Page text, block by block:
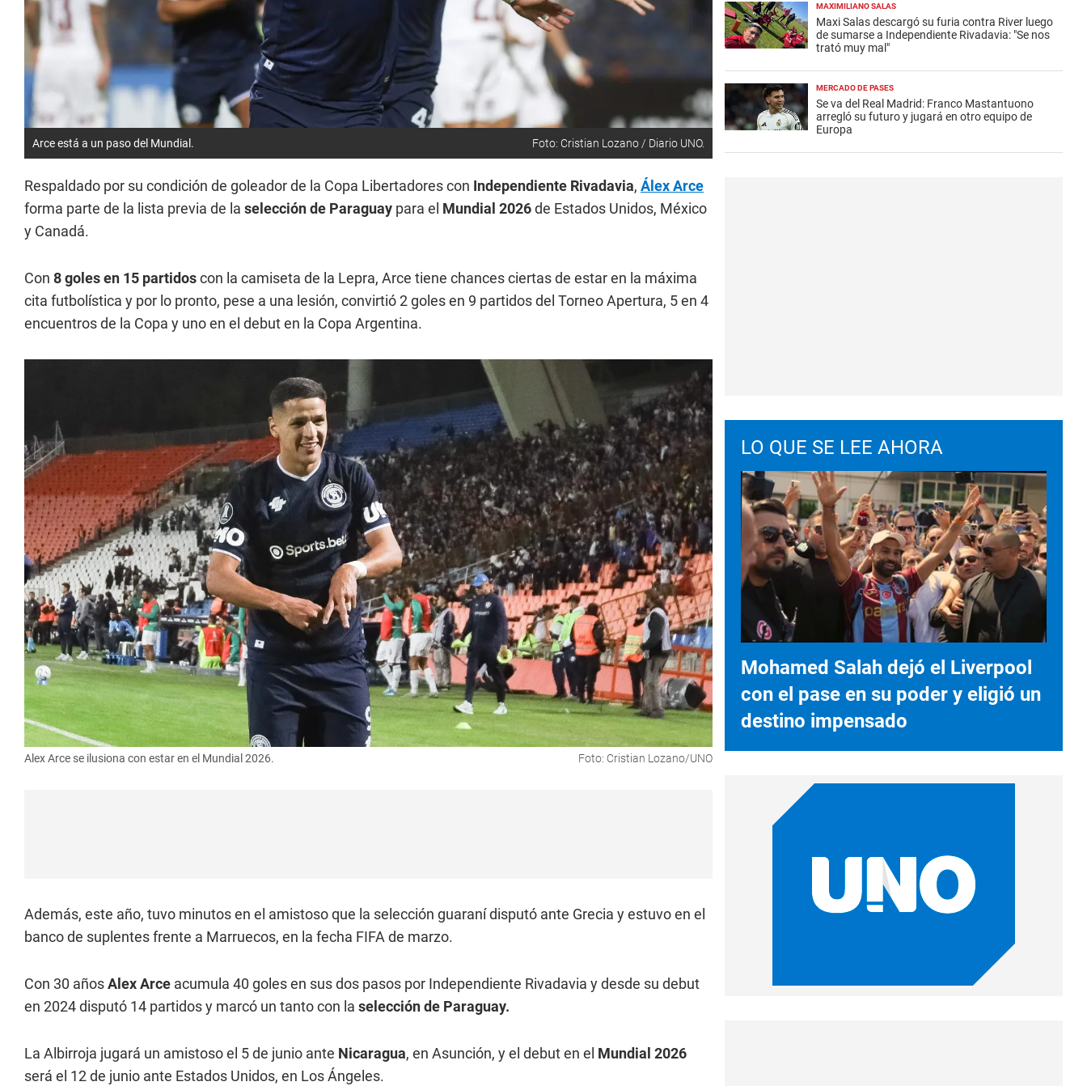
Arce está a un paso del Mundial. Foto: Cristian Lozano / Diario UNO.
Respaldado por su condición de goleador de la Copa Libertadores con Independiente Rivadavia, Álex Arce
forma parte de la lista previa de la selección de Paraguay para el Mundial 2026de Estados Unidos, México
y Canadá.
Con 8 goles en 15 partidoscon la camiseta de la Lepra, Arce tiene chances ciertas de estar en la máxima
cita futbolística y por lo pronto, pese a una lesión, convirtió 2 goles en 9 partidos del Torneo Apertura, 5 en 4
encuentros de la Copa y uno en el debut en la Copa Argentina.
Alex Arce se ilusiona con estar en el Mundial 2026. Foto: Cristian Lozano/UNO
Además, este año, tuvo minutos en el amistoso que la selección guaraní disputó ante Grecia y estuvo en el
banco de suplentes frente a Marruecos, en la fecha FIFA de marzo.
Con 30 añosAlex Arce acumula 40 goles en sus dos pasos por Independiente Rivadavia y desde su debut
en 2024 disputó 14 partidos y marcó un tanto con la selección de Paraguay.
La Albirroja jugará un amistoso el 5 de junio ante Nicaragua, en Asunción, y el debut en el Mundial 2026
será el 12 de junio ante Estados Unidos, en Los Ángeles.
MAXIMILIANO SALAS
Maxi Salas descargó su furia contra River luego
de sumarse a Independiente Rivadavia: "Se nos
trató muy mal"
MERCADO DE PASES
Se va del Real Madrid: Franco Mastantuono
arregló su futuro y jugará en otro equipo de
Europa
LO QUE SE LEE AHORA
Mohamed Salah dejó el Liverpool
con el pase en su poder y eligió un
destino impensado